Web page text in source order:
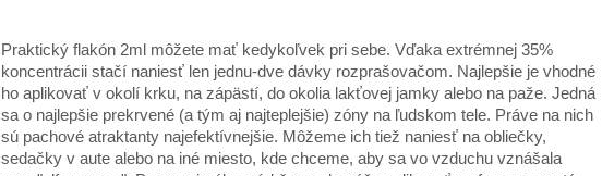
Praktický flakón 2ml môžete mať kedykoľvek pri sebe. Vďaka extrémnej 35%
koncentrácii stačí naniesť len jednu-dve dávky rozprašovačom. Najlepšie je vhodné
ho aplikovať v okolí krku, na zápästí, do okolia lakťovej jamky alebo na paže. Jedná
sa o najlepšie prekrvené (a tým aj najteplejšie) zóny na ľudskom tele. Práve na nich
sú pachové atraktanty najefektívnejšie. Môžeme ich tiež naniesť na obliečky,
sedačky v aute alebo na iné miesto, kde chceme, aby sa vo vzduchu vznášala